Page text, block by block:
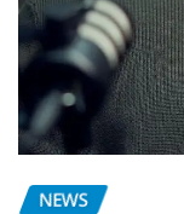
NEWS